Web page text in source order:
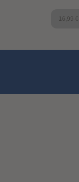
16,99 €